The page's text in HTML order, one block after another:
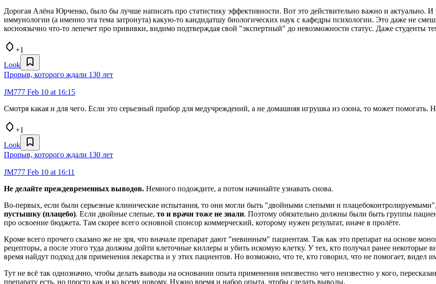
Дорогая Алёна Юрченко, было бы лучше написать про статистику эффективности. Вот это действительно важно и актуально. И
иммунологии (а именно эта тема затронута) какую-то кандидатшу биологических наук с кафедры психологии. Это даже не
косноязычно что-то лепечет про прививки, видимо подтверждая свой "экспертный" до невозможности статус. Даже студенты
+1
Look
Прорыв, которого ждали 130 лет
JM777 Feb 10 at 16:15
Смотря какая и для чего. Если это серьезный прибор для медучреждений, а не домашняя игрушка из озона, то может помогать.
+1
Look
Прорыв, которого ждали 130 лет
JM777 Feb 10 at 16:11
Не делайте преждевременных выводов. Немного подождите, а потом начинайте узнавать снова.
Во-первых, если были серьезные клинические испытания, то они могли быть "двойными слепыми и плацебоконтролируемыми",
пустышку (плацебо). Если двойные слепые, то и врачи тоже не знали. Поэтому обязательно должны были быть группы
про освоение бюджета. Там скорее всего основной спонсор коммерческий, которому нужен результат, иначе в пролёте.
Кроме всего прочего сказано же не зря, что вначале препарат дают "невинным" пациентам. Так как это препарат на основе
рецепторы, а после этого туда должны дойти клеточные киллеры и убить искомую клетку. У тех, кто получал ранее
время найдут подход для применения лекарства и у этих пациентов. Но возможно, что те, кто говорил, что не помогает, видел
Тут не всё так однозначно, чтобы делать выводы на основании опыта применения неизвестно чего неизвестно у кого,
препарату есть, но просто как и ко всему новому. Нужно время и набор опыта, чтобы сделать выводы.